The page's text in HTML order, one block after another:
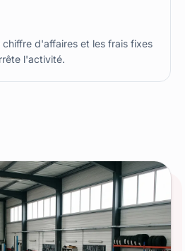
d'affaires et les frais fixes
l'activité.